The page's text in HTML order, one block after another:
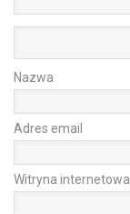
Nazwa
Adres email
Witryna internetowa